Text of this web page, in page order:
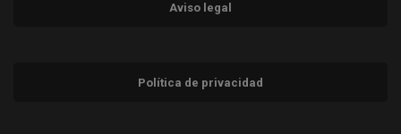
Aviso legal
Política de privacidad